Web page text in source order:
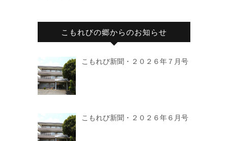
こもれびの郷からのお知らせ
こもれび新聞・２０２６年７月号
こもれび新聞・２０２６年６月号